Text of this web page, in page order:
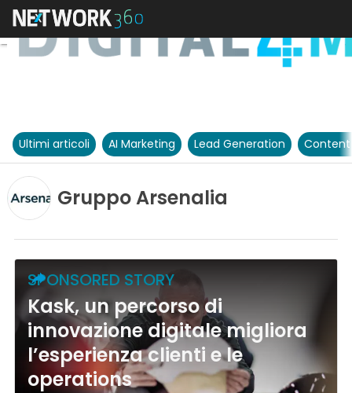
Ultimi articoli AI Marketing Lead Generation
Gruppo Arsenalia
SPONSORED STORY
Kask, un percorso di
innovazione digitale migliora
l’esperienza clienti e le
operations